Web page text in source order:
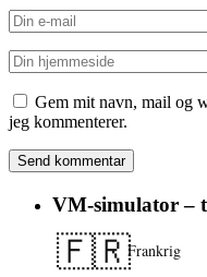
Gem mit navn, mail og
jeg kommenterer.
VM-simulator –
🇫🇷Frankrig